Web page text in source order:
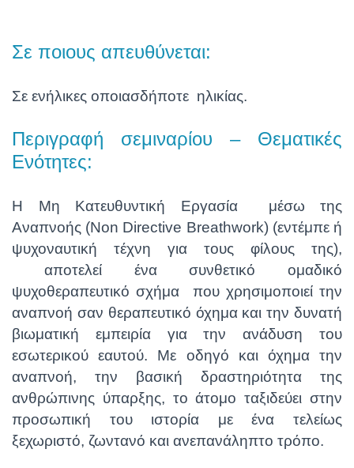
Σε ποιους απευθύνεται:
Σε ενήλικες οποιασδήποτε ηλικίας.
Περιγραφή σεμιναρίου – Θεματικές
Ενότητες:
Η Μη Κατευθυντική Εργασία μέσω της
Αναπνοής (Non Directive Breathwork) (εντέμπε ή
ψυχοναυτική τέχνη για τους φίλους της),
αποτελεί ένα συνθετικό ομαδικό
ψυχοθεραπευτικό σχήμα που χρησιμοποιεί την
αναπνοή σαν θεραπευτικό όχημα και την δυνατή
βιωματική εμπειρία για την ανάδυση του
εσωτερικού εαυτού. Με οδηγό και όχημα την
αναπνοή, την βασική δραστηριότητα της
ανθρώπινης ύπαρξης, το άτομο ταξιδεύει στην
προσωπική του ιστορία με ένα τελείως
ξεχωριστό, ζωντανό και ανεπανάληπτο τρόπο.